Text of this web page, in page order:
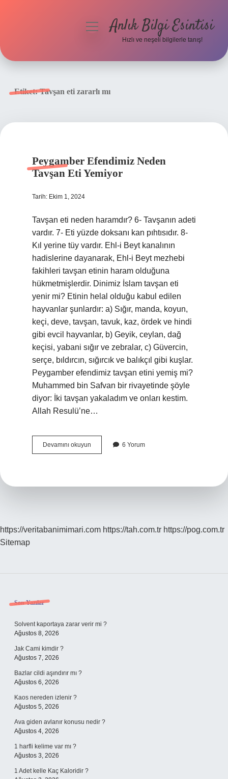
menüyüAnlık Bilgi Esintisi
Hızlı ve neşeli bilgilerle tanış!
Etiket:Tavşan eti zararlı mı
Peygamber Efendimiz Neden
Tavşan Eti Yemiyor
Tarih: Ekim 1, 2024
Tavşan eti neden haramdır? 6- Tavşanın adeti
vardır. 7- Eti yüzde doksanı kan pıhtısıdır. 8-
Kıl yerine tüy vardır. Ehl-i Beyt kanalının
hadislerine dayanarak, Ehl-i Beyt mezhebi
fakihleri ​​tavşan etinin haram olduğuna
hükmetmişlerdir. Dinimiz İslam tavşan eti
yenir mi? Etinin helal olduğu kabul edilen
hayvanlar şunlardır: a) Sığır, manda, koyun,
keçi, deve, tavşan, tavuk, kaz, ördek ve hindi
gibi evcil hayvanlar, b) Geyik, ceylan, dağ
keçisi, yabani sığır ve zebralar, c) Güvercin,
serçe, bıldırcın, sığırcık ve balıkçıl gibi kuşlar.
Peygamber efendimiz tavşan etini yemiş mi?
Muhammed bin Safvan bir rivayetinde şöyle
diyor: İki tavşan yakaladım ve onları kestim.
Allah Resulü’ne…
Devamını okuyun Peygamber
Efendimiz
6 Yorum
https://veritabanimimari.com https://tah.com.tr https://pog.com.tr
Sitemap
Sidebar
Son Yazılar
Solvent kaportaya zarar verir mi ?
Ağustos 8, 2026
Jak Cami kimdir ?
Ağustos 7, 2026
Bazlar cildi aşındırır mı ?
Ağustos 6, 2026
Kaos nereden izlenir ?
Ağustos 5, 2026
Ava giden avlanır konusu nedir ?
Ağustos 4, 2026
1 harfli kelime var mı ?
Ağustos 3, 2026
1 Adet kelle Kaç Kaloridir ?